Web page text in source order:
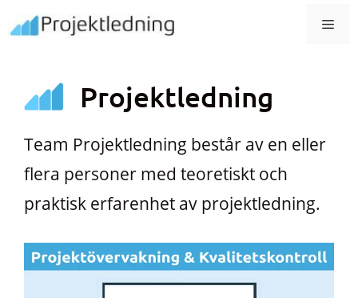
Hoppa
till
Projektledning
Team Projektledning består av en eller
flera personer med teoretiskt och
praktisk erfarenhet av projektledning.